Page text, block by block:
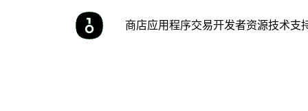
商店应用程序交易开发者资源技术支